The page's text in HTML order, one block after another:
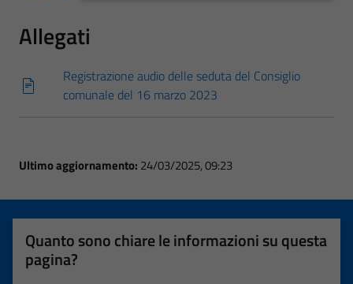
Allegati
Registrazione audio delle seduta del Consiglio
comunale del 16 marzo 2023
Ultimo aggiornamento: 24/03/2025, 09:23
Quanto sono chiare le informazioni su questa
pagina?